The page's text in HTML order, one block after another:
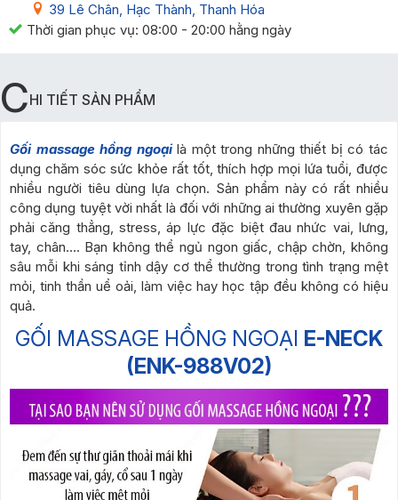
39 Lê Chân, Hạc Thành, Thanh Hóa
Thời gian phục vụ: 08:00 - 20:00 hằng ngày
CHI TIẾT SẢN PHẨM
Gối massage hồng ngoạilà một trong những thiết bị có tác
dụng chăm sóc sức khỏe rất tốt, thích hợp mọi lứa tuổi, được
nhiều người tiêu dùng lựa chọn. Sản phẩm này có rất nhiều
công dụng tuyệt vời nhất là đối với những ai thường xuyên gặp
phải căng thẳng, stress, áp lực đặc biệt đau nhức vai, lưng,
tay, chân…. Bạn không thể ngủ ngon giấc, chập chờn, không
sâu mỗi khi sáng tỉnh dậy cơ thể thường trong tình trạng mệt
mỏi, tinh thần uể oải, làm việc hay học tập đều không có hiệu
quả.
GỐI MASSAGE HỒNG NGOẠI E-NECK
(ENK-988V02)